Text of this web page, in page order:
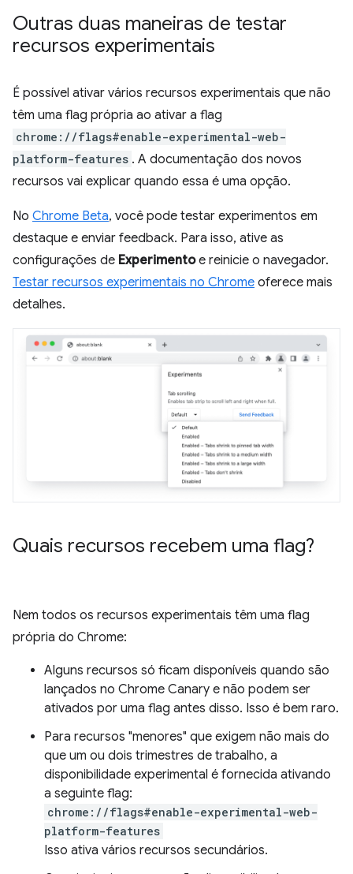
Outras duas maneiras de testar
recursos experimentais
É possível ativar vários recursos experimentais que não
têm uma flag própria ao ativar a flag
chrome://flags#enable-experimental-web-
platform-features . A documentação dos novos
recursos vai explicar quando essa é uma opção.
No Chrome Beta, você pode testar experimentos em
destaque e enviar feedback. Para isso, ative as
configurações de Experimentoe reinicie o navegador.
Testar recursos experimentais no Chrome oferece mais
detalhes.
Quais recursos recebem uma flag?
Nem todos os recursos experimentais têm uma flag
própria do Chrome:
Alguns recursos só ficam disponíveis quando são
lançados no Chrome Canary e não podem ser
ativados por uma flag antes disso. Isso é bem raro.
Para recursos "menores" que exigem não mais do
que um ou dois trimestres de trabalho, a
disponibilidade experimental é fornecida ativando
a seguinte flag:
chrome://flags#enable-experimental-web-
platform-features
Isso ativa vários recursos secundários.